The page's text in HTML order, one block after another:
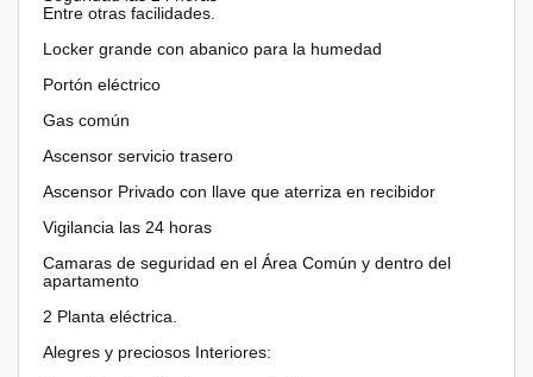
Entre otras facilidades.
Locker grande con abanico para la humedad
Portón eléctrico
Gas común
Ascensor servicio trasero
Ascensor Privado con llave que aterriza en recibidor
Vigilancia las 24 horas
Camaras de seguridad en el Área Común y dentro del
apartamento
2 Planta eléctrica.
Alegres y preciosos Interiores: